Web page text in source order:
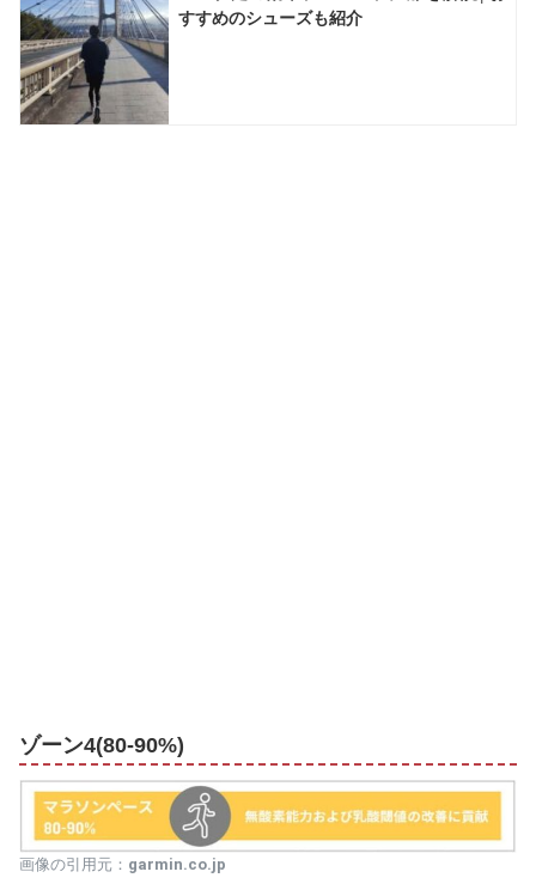
すすめのシューズも紹介
ゾーン4(80-90%)
画像の引用元： garmin.co.jp